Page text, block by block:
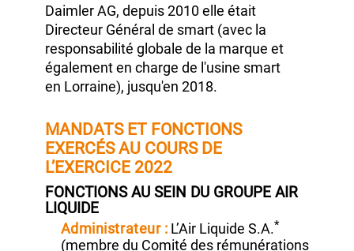
(1999‑2005),puis Vice‑PrésidentGlobal
Business Management & Wholesale
Europe (2006‑2010).Vice‑Président de
Daimler AG,depuis 2010 elle était
Directeur Généralde smart
également en charge de l'usine smart
en Lorraine),jusqu'en 2018.
MANDATS ET FONCTIONS
EXERCÉS AU COURS DE
L’EXERCICE 2022